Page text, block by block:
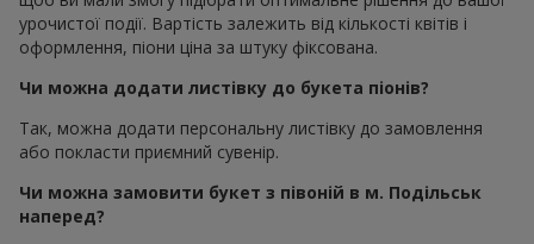
урочистої події. Вартість залежить від кількості квітів і
оформлення, піони ціна за штуку фіксована.
Чи можна додати листівку до букета піонів?
Так, можна додати персональну листівку до замовлення
або покласти приємний сувенір.
Чи можна замовити букет з півоній в м. Подільськ
наперед?